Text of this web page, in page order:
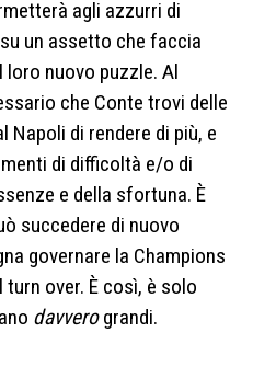
agli azzurri di
un assetto che faccia
nuovo puzzle. Al
che Conte trovi delle
di rendere di più, e
di difficoltà e/o di
e della sfortuna. È
succedere di nuovo
governare la Champions
over. È così, è solo
davverograndi.